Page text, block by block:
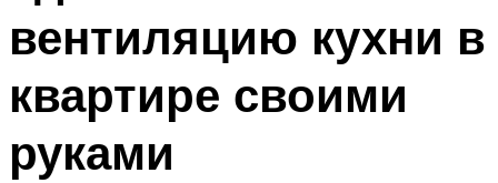
вентиляцию кухни в
квартире своими
руками